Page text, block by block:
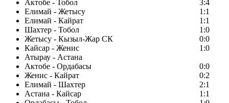
Актобе - Тобол
3:4
Елимай - Жетысу
1:1
Елимай - Кайрат
1:1
Шахтер - Тобол
1:0
Жетысу - Кызыл-Жар СК
0:0
Кайсар - Женис
1:0
Атырау - Астана
Актобе - Ордабасы
0:0
Женис - Кайрат
0:2
Елимай - Шахтер
2:1
Астана - Кайсар
1:1